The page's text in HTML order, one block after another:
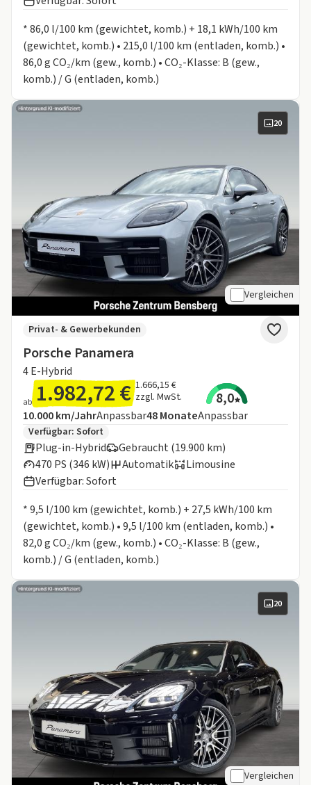
* 86,0 l/100 km (gewichtet, komb.) + 18,1 kWh/100 km
(gewichtet, komb.) • 215,0 l/100 km (entladen, komb.) •
86,0 g CO₂/km (gew., komb.) • CO₂-Klasse: B (gew.,
komb.) / G (entladen, komb.)
20
Vergleichen
Porsche Panamera
4 E-Hybrid
Privat- & Gewerbekunden
ab 1.982,72 € 1.666,15 €
zzgl. MwSt.
8,0
Angebotsdetails:
Inklusive Laufleistung
10.000 km/JahrAnpassbarLaufzeit
48MonateAnpassbar
Zusätzliche Fahrzeuginformationen:
Verfügbar: Sofort
Plug-in-Hybrid
Gebraucht (19.900 km)
470 PS (346 kW)
Automatik
Limousine
Verfügbar: Sofort
* 9,5 l/100 km (gewichtet, komb.) + 27,5 kWh/100 km
(gewichtet, komb.) • 9,5 l/100 km (entladen, komb.) •
82,0 g CO₂/km (gew., komb.) • CO₂-Klasse: B (gew.,
komb.) / G (entladen, komb.)
20
Vergleichen